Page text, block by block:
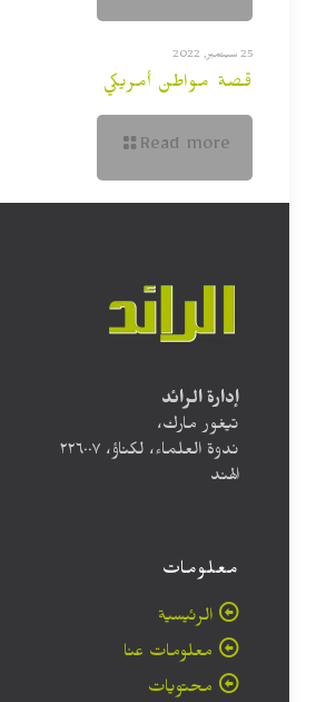
25 سبتمبر, 2022
قصة مواطن أمريكي
Read more
إدارة الرائد
تيغور مارك،
ندوة العلماء، لكناؤ، ۲۲٦۰۰۷
الهند
معلومات
الرئيسية
معلومات عنا
محتويات